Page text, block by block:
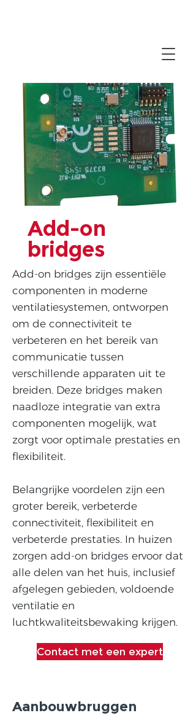
Add-on
bridges
Add-on bridges zijn essentiële
componenten in moderne
ventilatiesystemen, ontworpen
om de connectiviteit te
verbeteren en het bereik van
communicatie tussen
verschillende apparaten uit te
breiden. Deze bridges maken
naadloze integratie van extra
componenten mogelijk, wat
zorgt voor optimale prestaties en
flexibiliteit.
Belangrijke voordelen zijn een
groter bereik, verbeterde
connectiviteit, flexibiliteit en
verbeterde prestaties. In huizen
zorgen add-on bridges ervoor dat
alle delen van het huis, inclusief
afgelegen gebieden, voldoende
ventilatie en
luchtkwaliteitsbewaking krijgen.
Contact met een expert
Aanbouwbruggen